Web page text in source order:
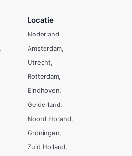
Locatie
Nederland
Amsterdam
Utrecht
Rotterdam
Eindhoven
Gelderland
Noord Holland
Groningen
Zuid Holland